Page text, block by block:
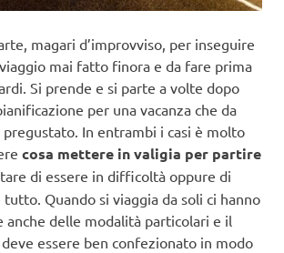
magari d’improvviso, per inseguire
mai fatto finora e da fare prima
Si prende e si parte a volte dopo
per una vacanza che da
In entrambi i casi è molto
cosa mettere in valigia per partire
di essere in difficoltà oppure di
Quando si viaggia da soli ci hanno
anche delle modalità particolari e il
essere ben confezionato in modo